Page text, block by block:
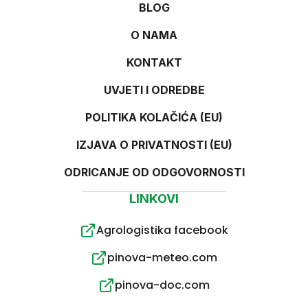
LINKOVI
Agrologistika facebook
pinova-meteo.com
pinova-doc.com
BLOG
O NAMA
KONTAKT
UVJETI I ODREDBE
POLITIKA KOLAČIĆA (EU)
IZJAVA O PRIVATNOSTI (EU)
ODRICANJE OD ODGOVORNOSTI